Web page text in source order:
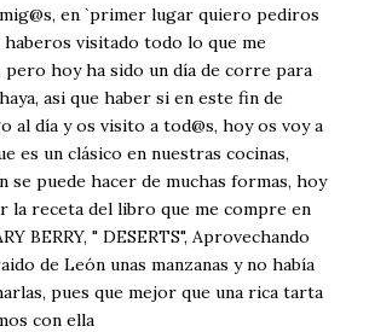
únicamente a los guisos tradicionales y
Con esta receta simple pero
un ingrediente tan
de La Bañeza en un snack ligero,
proteína y 100% natural. Es el
a los frutos se...
en `primer lugar quiero pediros
visitado todo lo que me
pero hoy ha sido un día de corre para
asi que haber si en este fin de
al día y os visito a tod@s, hoy os voy a
es un clásico en nuestras cocinas,
se puede hacer de muchas formas, hoy
la receta del libro que me compre en
BERRY, " DESERTS", Aprovechando
de León unas manzanas y no había
pues que mejor que una rica tarta
con ella